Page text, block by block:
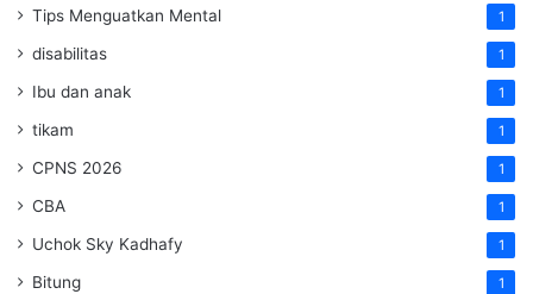
Tips Menguatkan Mental 1
disabilitas 1
Ibu dan anak 1
tikam 1
CPNS 2026 1
CBA 1
Uchok Sky Kadhafy 1
Bitung 1